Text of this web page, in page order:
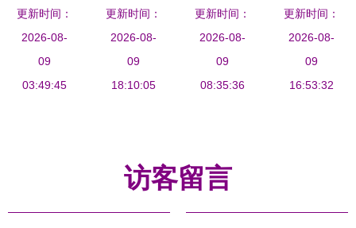
全管理的核
心利器 堡
垒机与专业
信息咨询服
更新时间：
2026-08-
09
03:49:45
出“全屋 Wi-
Fi 装修
宝”小程
序，让家庭
更新时间：
2026-08-
09
18:10:05
技 专业信
息咨询服务
引领企业数
字化转型
更新时间：
2026-08-
09
08:35:36
康保障 河
北盛世利众
生物脐带间
充质干细胞
更新时间：
2026-08-
09
16:53:32
访客留言